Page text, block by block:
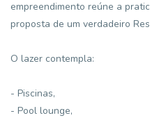
empreendimento reúne a
proposta de um verdadeiro
O lazer contempla:
- Piscinas,
- Pool lounge,